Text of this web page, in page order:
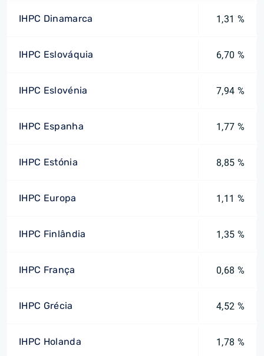
IHPC Dinamarca 1,31 %
IHPC Eslováquia 6,70 %
IHPC Eslovénia 7,94 %
IHPC Espanha 1,77 %
IHPC Estónia 8,85 %
IHPC Europa 1,11 %
IHPC Finlândia 1,35 %
IHPC França 0,68 %
IHPC Grécia 4,52 %
IHPC Holanda 1,78 %